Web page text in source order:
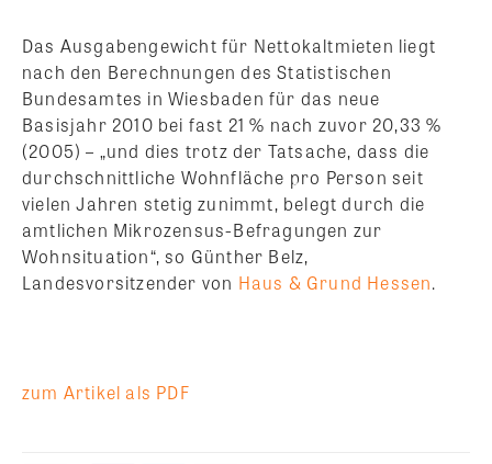
Das Ausgabengewicht für Nettokaltmieten liegt
nach den Berechnungen des Statistischen
Bundesamtes in Wiesbaden für das neue
Basisjahr 2010 bei fast 21 % nach zuvor 20,33 %
(2005) – „und dies trotz der Tatsache, dass die
durchschnittliche Wohnfläche pro Person seit
vielen Jahren stetig zunimmt, belegt durch die
amtlichen Mikrozensus-Befragungen zur
Wohnsituation“, so Günther Belz,
Landesvorsitzender von Haus & Grund Hessen.
zum Artikel als PDF